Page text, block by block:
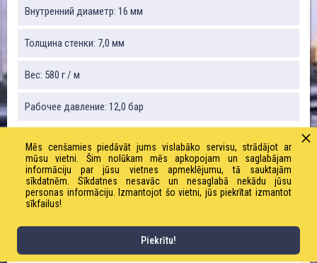
Внутренний диаметр: 16 мм
Толщина стенки: 7,0 мм
Вес: 580 г / м
Рабочее давление: 12,0 бар
ЗАКАЗАТЬ ТОВАР!
ИМЯ
Mēs cenšamies piedāvāt jums vislabāko servisu, strādājot ar
mūsu vietni. Šim nolūkam mēs apkopojam un saglabājam
informāciju par jūsu vietnes apmeklējumu, tā sauktajām
sīkdatnēm. Sīkdatnes nesavāc un nesaglabā nekādu jūsu
personas informāciju. Izmantojot šo vietni, jūs piekrītat izmantot
sīkfailus!
Piekrītu!